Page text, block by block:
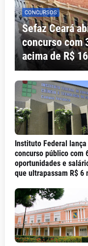
CONCURSOS
Sefaz Ceará
concurso com
acima de R$
Instituto Federal lança
concurso público com
oportunidades e
que ultrapassam R$ 6